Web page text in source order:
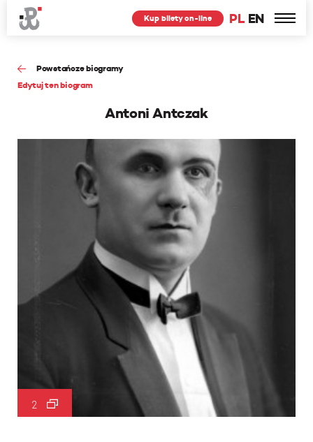
PL EN
Kup bilety on-line
Powstańcze biogramy
Edytuj ten biogram
Antoni Antczak
2